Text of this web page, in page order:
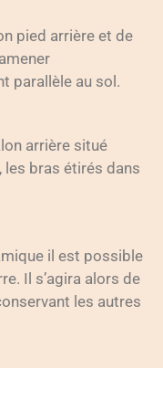
pied arrière et de
parallèle au sol.
arrière situé
bras étirés dans
il est possible
Il s’agira alors de
les autres